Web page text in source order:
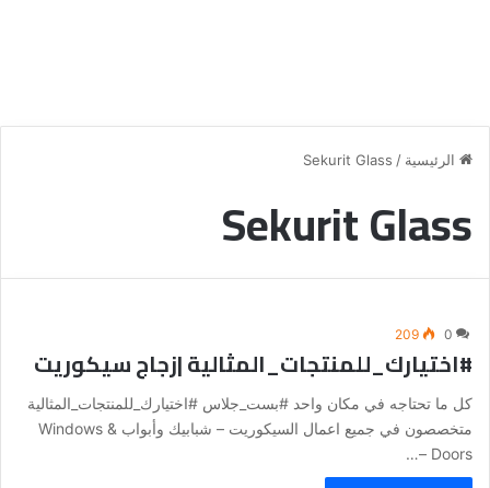
الرئيسية /
Sekurit Glass
Sekurit Glass
0
209
#اختيارك_للمنتجات_المثالية |زجاج سيكوريت
كل ما تحتاجه في مكان واحد #بست_جلاس #اختيارك_للمنتجات_المثالية
متخصصون في جميع اعمال السيكوريت – شبابيك وأبواب Windows &
Doors –…